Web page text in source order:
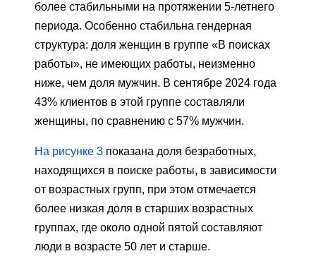
более стабильными на протяжении 5-летнего
периода. Особенно стабильна гендерная
структура: доля женщин в группе «В поисках
работы», не имеющих работы, неизменно
ниже, чем доля мужчин. В сентябре 2024 года
43% клиентов в этой группе составляли
женщины, по сравнению с 57% мужчин.
На рисунке 3 показана доля безработных,
находящихся в поиске работы, в зависимости
от возрастных групп, при этом отмечается
более низкая доля в старших возрастных
группах, где около одной пятой составляют
люди в возрасте 50 лет и старше.